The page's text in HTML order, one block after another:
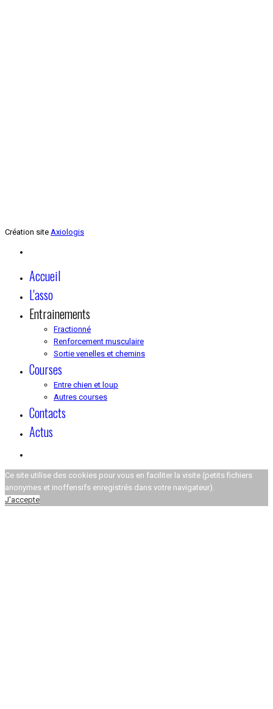
Création site Axiologis
Accueil
L'asso
Entrainements
Fractionné
Renforcement musculaire
Sortie venelles et chemins
Courses
Entre chien et loup
Autres courses
Contacts
Actus
Ce site utilise des cookies pour vous en faciliter la visite (petits fichiers
anonymes et inoffensifs enregistrés dans votre navigateur).
J'accepte